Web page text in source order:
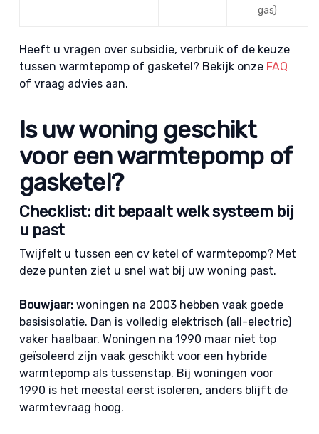
gas)
Heeft u vragen over subsidie, verbruik of de keuze
tussen warmtepomp of gasketel? Bekijk onze FAQ
of vraag advies aan.
Is uw woning geschikt
voor een warmtepomp of
gasketel?
Checklist: dit bepaalt welk systeem bij
u past
Twijfelt u tussen een cv ketel of warmtepomp? Met
deze punten ziet u snel wat bij uw woning past.
Bouwjaar:woningen na 2003 hebben vaak goede
basisisolatie. Dan is volledig elektrisch (all-electric)
vaker haalbaar. Woningen na 1990 maar niet top
geïsoleerd zijn vaak geschikt voor een hybride
warmtepomp als tussenstap. Bij woningen voor
1990 is het meestal eerst isoleren, anders blijft de
warmtevraag hoog.